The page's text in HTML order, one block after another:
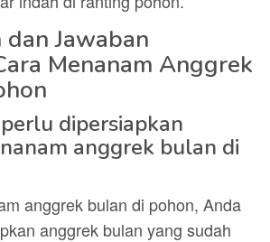
Jawaban
Menanam Anggrek
dipersiapkan
anggrek bulan di
anggrek bulan di pohon, Anda
anggrek bulan yang sudah